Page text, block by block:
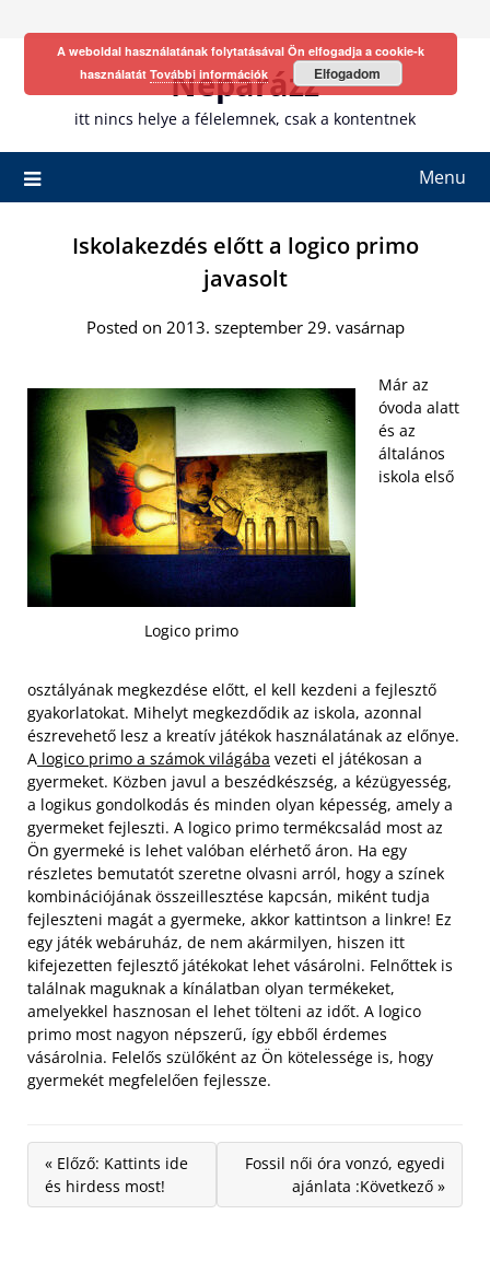
Neparázz
itt nincs helye a félelemnek, csak a kontentnek
Menu
Iskolakezdés előtt a logico primo
javasolt
Posted on 2013. szeptember 29. vasárnap
Logico primo
Már az
óvoda alatt
és az
általános
iskola első
osztályának megkezdése előtt, el kell kezdeni a fejlesztő
gyakorlatokat. Mihelyt megkezdődik az iskola, azonnal
észrevehető lesz a kreatív játékok használatának az előnye.
A logico primo a számok világába vezeti el játékosan a
gyermeket. Közben javul a beszédkészség, a kézügyesség,
a logikus gondolkodás és minden olyan képesség, amely a
gyermeket fejleszti. A logico primo termékcsalád most az
Ön gyermeké is lehet valóban elérhető áron. Ha egy
részletes bemutatót szeretne olvasni arról, hogy a színek
kombinációjának összeillesztése kapcsán, miként tudja
fejleszteni magát a gyermeke, akkor kattintson a linkre! Ez
egy játék webáruház, de nem akármilyen, hiszen itt
kifejezetten fejlesztő játékokat lehet vásárolni. Felnőttek is
találnak maguknak a kínálatban olyan termékeket,
amelyekkel hasznosan el lehet tölteni az időt. A logico
primo most nagyon népszerű, így ebből érdemes
vásárolnia. Felelős szülőként az Ön kötelessége is, hogy
gyermekét megfelelően fejlessze.
« Előző: Kattints ide
és hirdess most!
Fossil női óra vonzó, egyedi
ajánlata :Következő »
A weboldal használatának folytatásával Ön elfogadja a cookie-k
használatát További információk Elfogadom